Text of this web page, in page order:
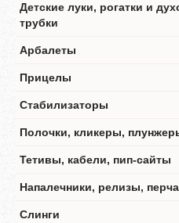
Детские луки, рогатки и
трубки
Арбалеты
Прицелы
Стабилизаторы
Полочки, кликеры,
Тетивы, кабели, пип-сайты
Напалечники, релизы,
Слинги